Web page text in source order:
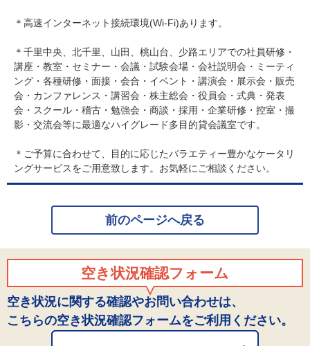
＊高速インターネット接続環境(Wi-Fi)あります。
＊千里中央、北千里、山田、桃山台、少路エリアでの社員研修・
講座・教室・セミナー・会議・試験会場・会社説明会・ミーティ
ング・各種研修・面接・会合・イベント・講演会・展示会・販売
会・カンファレンス・講習会・株主総会・役員会・式典・発表
会・スクール・稽古・勉強会・商談・採用・企業研修・控室・撮
影・交流会等に最適なハイグレード多目的貸会議室です。
＊ご予算に合わせて、目的に応じたバラエティー豊かなケータリ
ングサービスをご用意致します。お気軽にご相談ください。
前のページへ戻る
空き状況確認フォーム
空き状況に関する確認やお問い合わせは、
こちらの空き状況確認フォームをご利用ください。